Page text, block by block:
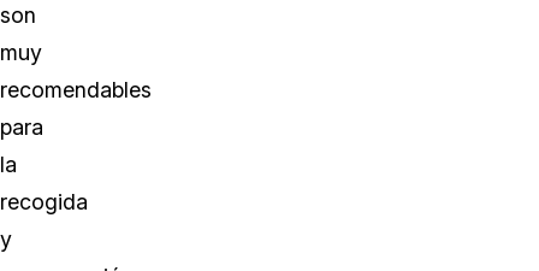
son
muy
recomendables
para
la
recogida
y